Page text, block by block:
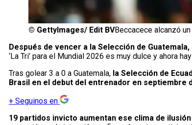
© GettyImages/ Edit BVBeccacece alcanzó
Después de vencer a la Selección de
‘La Tri’ para el Mundial 2026 es muy dulce y ahora
Tras golear 3 a 0 a Guatemala, la Selección de
Brasil en el debut del entrenador en septiembre
+ Seguinos en
19 partidos invicto aumentan ese clima de